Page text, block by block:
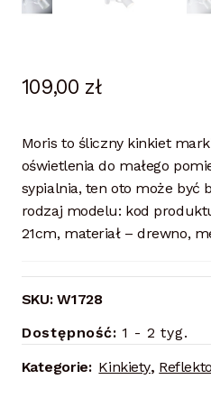
109,00 zł
Moris to śliczny kinkiet
oświetlenia do małego
sypialnia, ten oto może być
rodzaj modelu: kod
21cm, materiał – drewno,
SKU:W1728
Dostępność: 1 - 2 tyg.
Kategorie: Kinkiety,